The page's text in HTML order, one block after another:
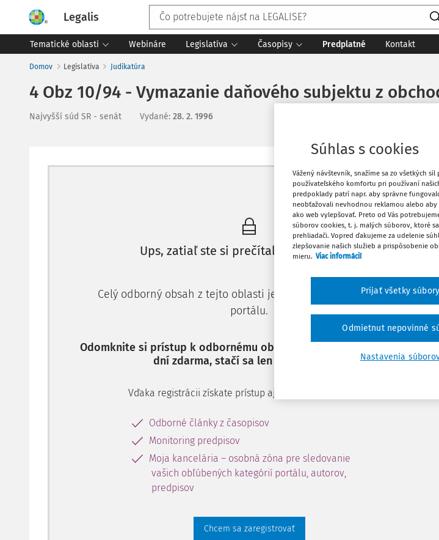
Legalis
Tematické oblasti Webináre Legislatíva Časopisy Predplatné Kontakt
Domov Legislatíva Judikatúra
4 Obz 10/94 - Vymazanie daňového subjektu z
Najvyšší súd SR - senát Vydané: 28. 2. 1996
Máte predplatné? Prihláste sa
Ups, zatiaľ ste si prečítali len začiatok...
Celý odborný obsah z tejto oblasti je dostupný predplatiteľom
portálu.
Odomknite si prístup k odbornému obsahu a získajte prístup na 10
dní zdarma, stačí sa len zaregistrovať.
Vďaka registrácii získate prístup aj k vybranému obsahu:
Odborné články z časopisov
Monitoring predpisov
Moja kancelária – osobná zóna pre sledovanie
vašich obľúbených kategórií portálu, autorov,
predpisov
Chcem sa zaregistrovať
Súhlas s cookies
Vážený návštevník, snažíme sa zo všetkých
používateľského komfortu pri používaní
predpoklady patrí napr. aby správne
neobťažovali nevhodnou reklamou alebo
ako web vylepšovať. Preto od Vás
súborov cookies, t. j. malých súborov, ktoré
prehliadači. Vopred ďakujeme za udelenie
zlepšovanie našich služieb a prispôsobenie
mieru. Viac informácií
Nastavenia
Odmietnut nepovinné
Prijať všetky